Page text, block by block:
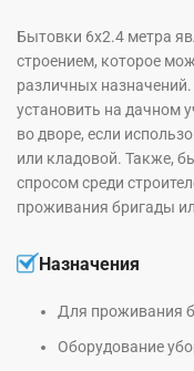
Бытовки 6х2.4 метра
строением, которое
различных
установить на дачном
во дворе, если
или кладовой. Также,
спросом среди
проживания бригады
Назначения
Для проживания
Оборудование